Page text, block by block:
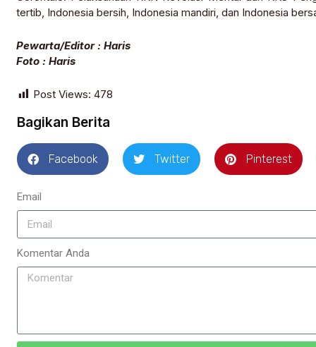
tertib, Indonesia bersih, Indonesia mandiri, dan Indonesia
Pewarta/Editor : Haris
Foto : Haris
Post Views: 478
Bagikan Berita
Facebook Twitter Pinterest
Email
Komentar Anda